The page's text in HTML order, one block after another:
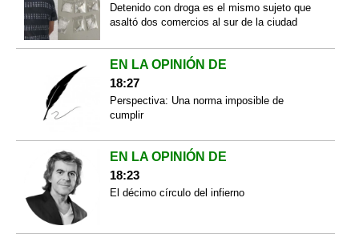
Detenido con droga es el mismo sujeto que
asaltó dos comercios al sur de la ciudad
EN LA OPINIÓN DE
18:27
Perspectiva: Una norma imposible de
cumplir
EN LA OPINIÓN DE
18:23
El décimo círculo del infierno